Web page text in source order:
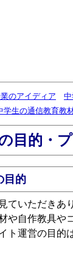
のアイディア
学生の通信教育教
目的・
目的
ていただきあ
や自作教具や
ト運営の目的